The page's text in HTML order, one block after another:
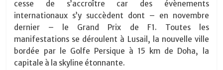
cesse de s’accroître car des évènements
internationaux s’y succèdent dont – en novembre
dernier – le Grand Prix de F1. Toutes les
manifestations se déroulent à Lusail, la nouvelle ville
bordée par le Golfe Persique à 15 km de Doha, la
capitale à la skyline étonnante.